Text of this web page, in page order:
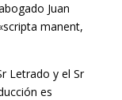
Juan
manent,
Letrado y el Sr
es